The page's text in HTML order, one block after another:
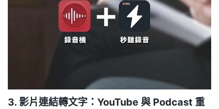
3. 影片連結轉文字：YouTube 與 Podcast 重